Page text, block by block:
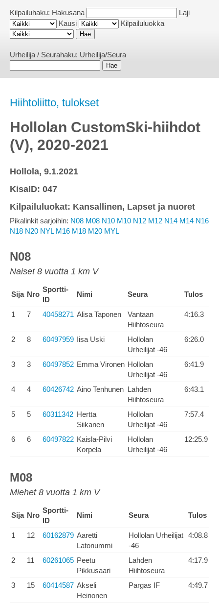
Kilpailuhaku: Hakusana
Laji
Kausi
Kilpailuluokka
Urheilija / Seurahaku: Urheilija/Seura
Hiihtoliitto, tulokset
Hollolan CustomSki-hiihdot
(V), 2020-2021
Hollola, 9.1.2021
KisaID: 047
Kilpailuluokat: Kansallinen, Lapset ja nuoret
Pikalinkit sarjoihin: N08 M08 N10 M10 N12 M12 N14 M14 N16
N18 N20 NYL M16 M18 M20 MYL
N08
Naiset 8 vuotta 1 km V
Sija Nro
Sportti-
ID
Nimi Seura Tulos
1 7 40458271 Alisa Taponen
Vantaan
Hiihtoseura
4:16.3
2 8 60497959 Iisa Uski
Hollolan
Urheilijat -46
6:26.0
3 3 60497852 Emma Vironen Hollolan
Urheilijat -46
6:41.9
4 4 60426742 Aino Tenhunen Lahden
Hiihtoseura
6:43.1
5 5 60311342 Hertta
Siikanen
Hollolan
Urheilijat -46
7:57.4
6 6 60497822 Kaisla-Pilvi
Korpela
Hollolan
Urheilijat -46
12:25.9
M08
Miehet 8 vuotta 1 km V
Sija Nro
Sportti-
ID
Nimi Seura Tulos
1 12 60162879 Aaretti
Latonummi
Hollolan Urheilijat
-46
4:08.8
2 11 60261065 Peetu
Pikkusaari
Lahden
Hiihtoseura
4:17.9
3 15 60414587 Akseli
Heinonen
Pargas IF 4:49.7